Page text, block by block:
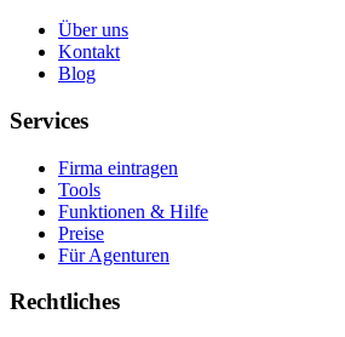
Über uns
Kontakt
Blog
Services
Firma eintragen
Tools
Funktionen & Hilfe
Preise
Für Agenturen
Rechtliches